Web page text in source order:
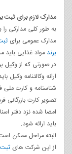
مدارک لازم برای ثبت
به طور کلی مدارکی را
مدارک عمومی برای
برند مواد غذایی باید
در صورتی‌ که از وکیل
ارائه وکالتنامه وکیل
شناسنامه و کارت ملی
تصویر کارت بازرگانی
امضا شده نزد دفتر
باید ارائه شود.
البته مراحل ممکن
از این شرکت هایثبت